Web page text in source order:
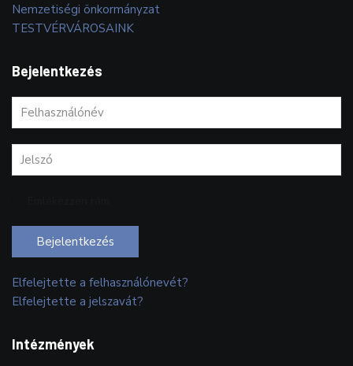
Nemzetiségi önkormányzat
TESTVÉRVÁROSAINK
Bejelentkezés
Bejelentkezés
Elfelejtette a felhasználónevét?
Elfelejtette a jelszavát?
Intézmények